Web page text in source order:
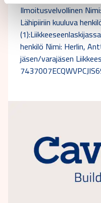
Ilmoitusvelvollinen
Lähipiiriin kuuluva
henkilö Nimi: Herlin,
jäsen/varajäsen